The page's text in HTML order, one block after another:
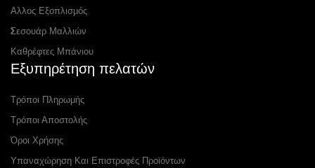
Αλλος Εξοπλισμός
Σεσουάρ Μαλλιών
Καθρέφτες Μπάνιου
Εξυπηρέτηση πελατών
Τρόποι Πληρωμής
Τρόποι Αποστολής
Όροι Χρήσης
Υπαναχώρηση Και Επιστροφές Προϊόντων